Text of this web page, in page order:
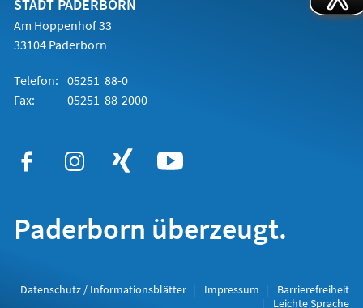
STADT PADERBORN
Am Hoppenhof 33
33104 Paderborn
Telefon: 05251 88-0
Fax:
05251 88-2000
Paderborn überzeugt.
Datenschutz / Informationsblätter Impressum
Barrierefreiheit
Leichte Sprache